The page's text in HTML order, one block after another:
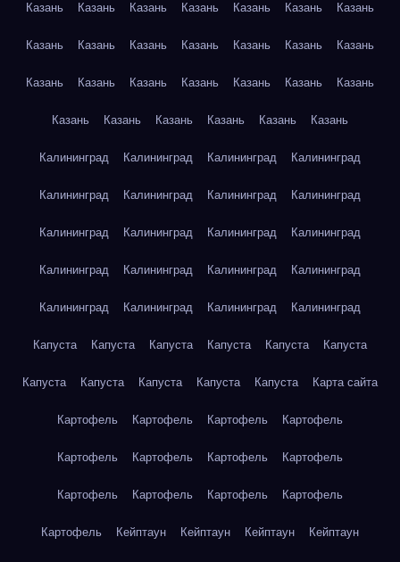
Казань Казань Казань Казань Казань Казань Казань
Казань Казань Казань Казань Казань Казань Казань
Казань Казань Казань Казань Казань Казань Казань
Казань Казань Казань Казань Казань Казань
Калининград Калининград Калининград Калининград
Калининград Калининград Калининград Калининград
Калининград Калининград Калининград Калининград
Калининград Калининград Калининград Калининград
Калининград Калининград Калининград Калининград
Капуста Капуста Капуста Капуста Капуста Капуста
Капуста Капуста Капуста Капуста Капуста Карта сайта
Картофель Картофель Картофель Картофель
Картофель Картофель Картофель Картофель
Картофель Картофель Картофель Картофель
Картофель Кейптаун Кейптаун Кейптаун Кейптаун